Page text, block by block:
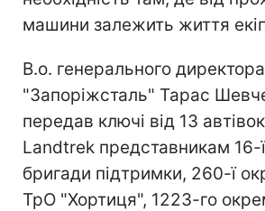
машини залежить життя
В.о. генерального
"Запоріжсталь" Тарас
передав ключі від 13
Landtrek представникам 16-
бригади підтримки, 260-ї
ТрО "Хортиця", 1223-го